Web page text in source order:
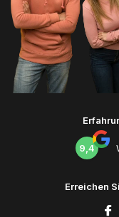
9,4
Erreichen